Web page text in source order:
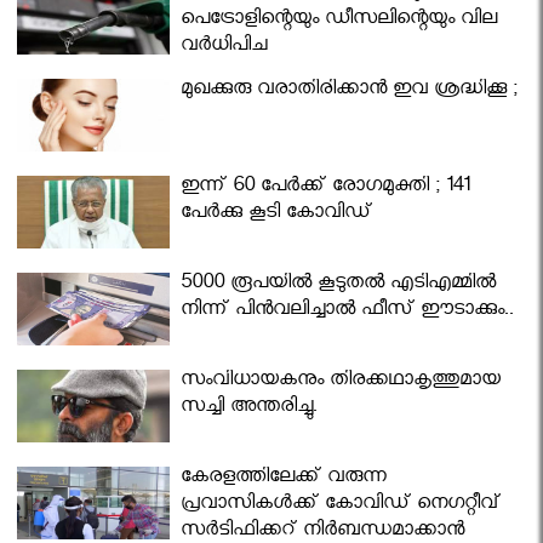
പെട്രോളിന്റെയും ഡീസലിന്റെയും വില
വര്‍ധിപ്പിച്ചു
മുഖക്കുരു വരാതിരിക്കാന്‍ ഇവ ശ്രദ്ധിക്കൂ ;
ഇന്ന് 60 പേർക്ക് രോഗമുക്തി ; 141
പേര്‍ക്കു കൂടി കോവിഡ്
5000 രൂപയിൽ കൂടുതൽ എടിഎമ്മിൽ
നിന്ന് പിൻവലിച്ചാൽ ഫീസ് ഈടാക്കും..
സംവിധായകനും തിരക്കഥാകൃത്തുമായ
സച്ചി അന്തരിച്ചു.
കേരളത്തിലേക്ക് വരുന്ന
പ്രവാസികള്‍ക്ക് കോവിഡ് നെഗറ്റീവ്
സര്‍ട്ടിഫിക്കറ്റ് നിർബന്ധമാക്കാൻ